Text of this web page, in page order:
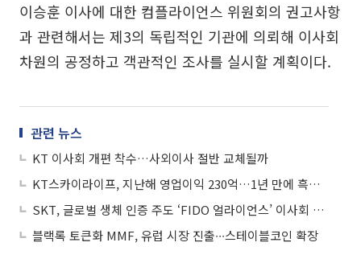
이승훈 이사에 대한 컴플라이언스 위원회의 권고사항
과 관련해서는 제3의 독립적인 기관에 의뢰해 이사회
차원의 공정하고 객관적인 조사를 실시할 계획이다.
관련 뉴스
KT 이사회 개편 착수…사외이사 절반 교체될까
KT스카이라이프, 지난해 영업이익 230억…1년 만에 흑자 전환
SKT, 글로벌 생체 인증 주도 ‘FIDO 얼라이언스’ 이사회 임원사 선임
블랙록 토큰화 MMF, 유럽 시장 진출∙∙∙스테이블코인 확장